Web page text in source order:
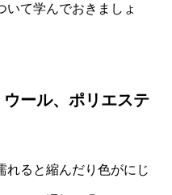
いて学んでおきましょ
ール、ポリエステ
れると縮んだり色がにじ